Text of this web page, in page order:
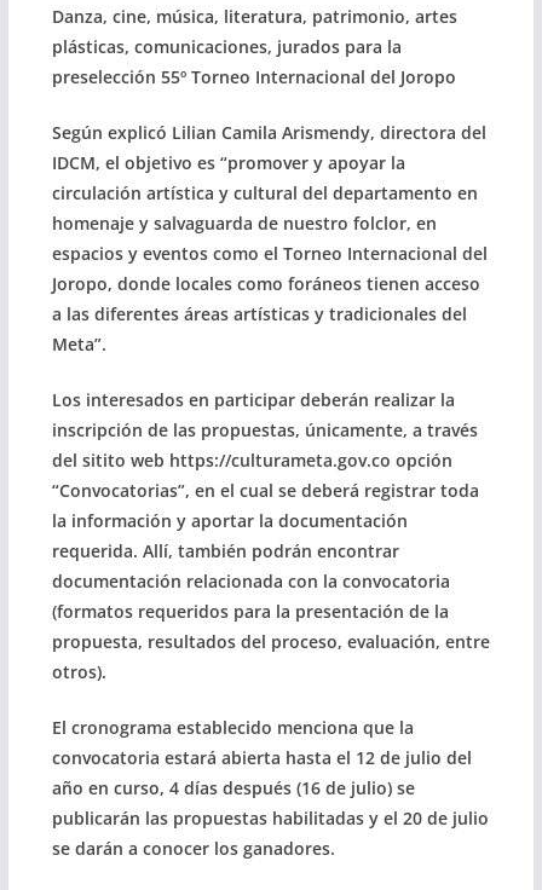
Danza, cine, música, literatura, patrimonio, artes
plásticas, comunicaciones, jurados para la
preselección 55º Torneo Internacional del Joropo
Según explicó Lilian Camila Arismendy, directora del
IDCM, el objetivo es “promover y apoyar la
circulación artística y cultural del departamento en
homenaje y salvaguarda de nuestro folclor, en
espacios y eventos como el Torneo Internacional del
Joropo, donde locales como foráneos tienen acceso
a las diferentes áreas artísticas y tradicionales del
Meta”.
Los interesados en participar deberán realizar la
inscripción de las propuestas, únicamente, a través
del sitito web https://culturameta.gov.co opción
“Convocatorias”, en el cual se deberá registrar toda
la información y aportar la documentación
requerida. Allí, también podrán encontrar
documentación relacionada con la convocatoria
(formatos requeridos para la presentación de la
propuesta, resultados del proceso, evaluación, entre
otros).
El cronograma establecido menciona que la
convocatoria estará abierta hasta el 12 de julio del
año en curso, 4 días después (16 de julio) se
publicarán las propuestas habilitadas y el 20 de julio
se darán a conocer los ganadores.